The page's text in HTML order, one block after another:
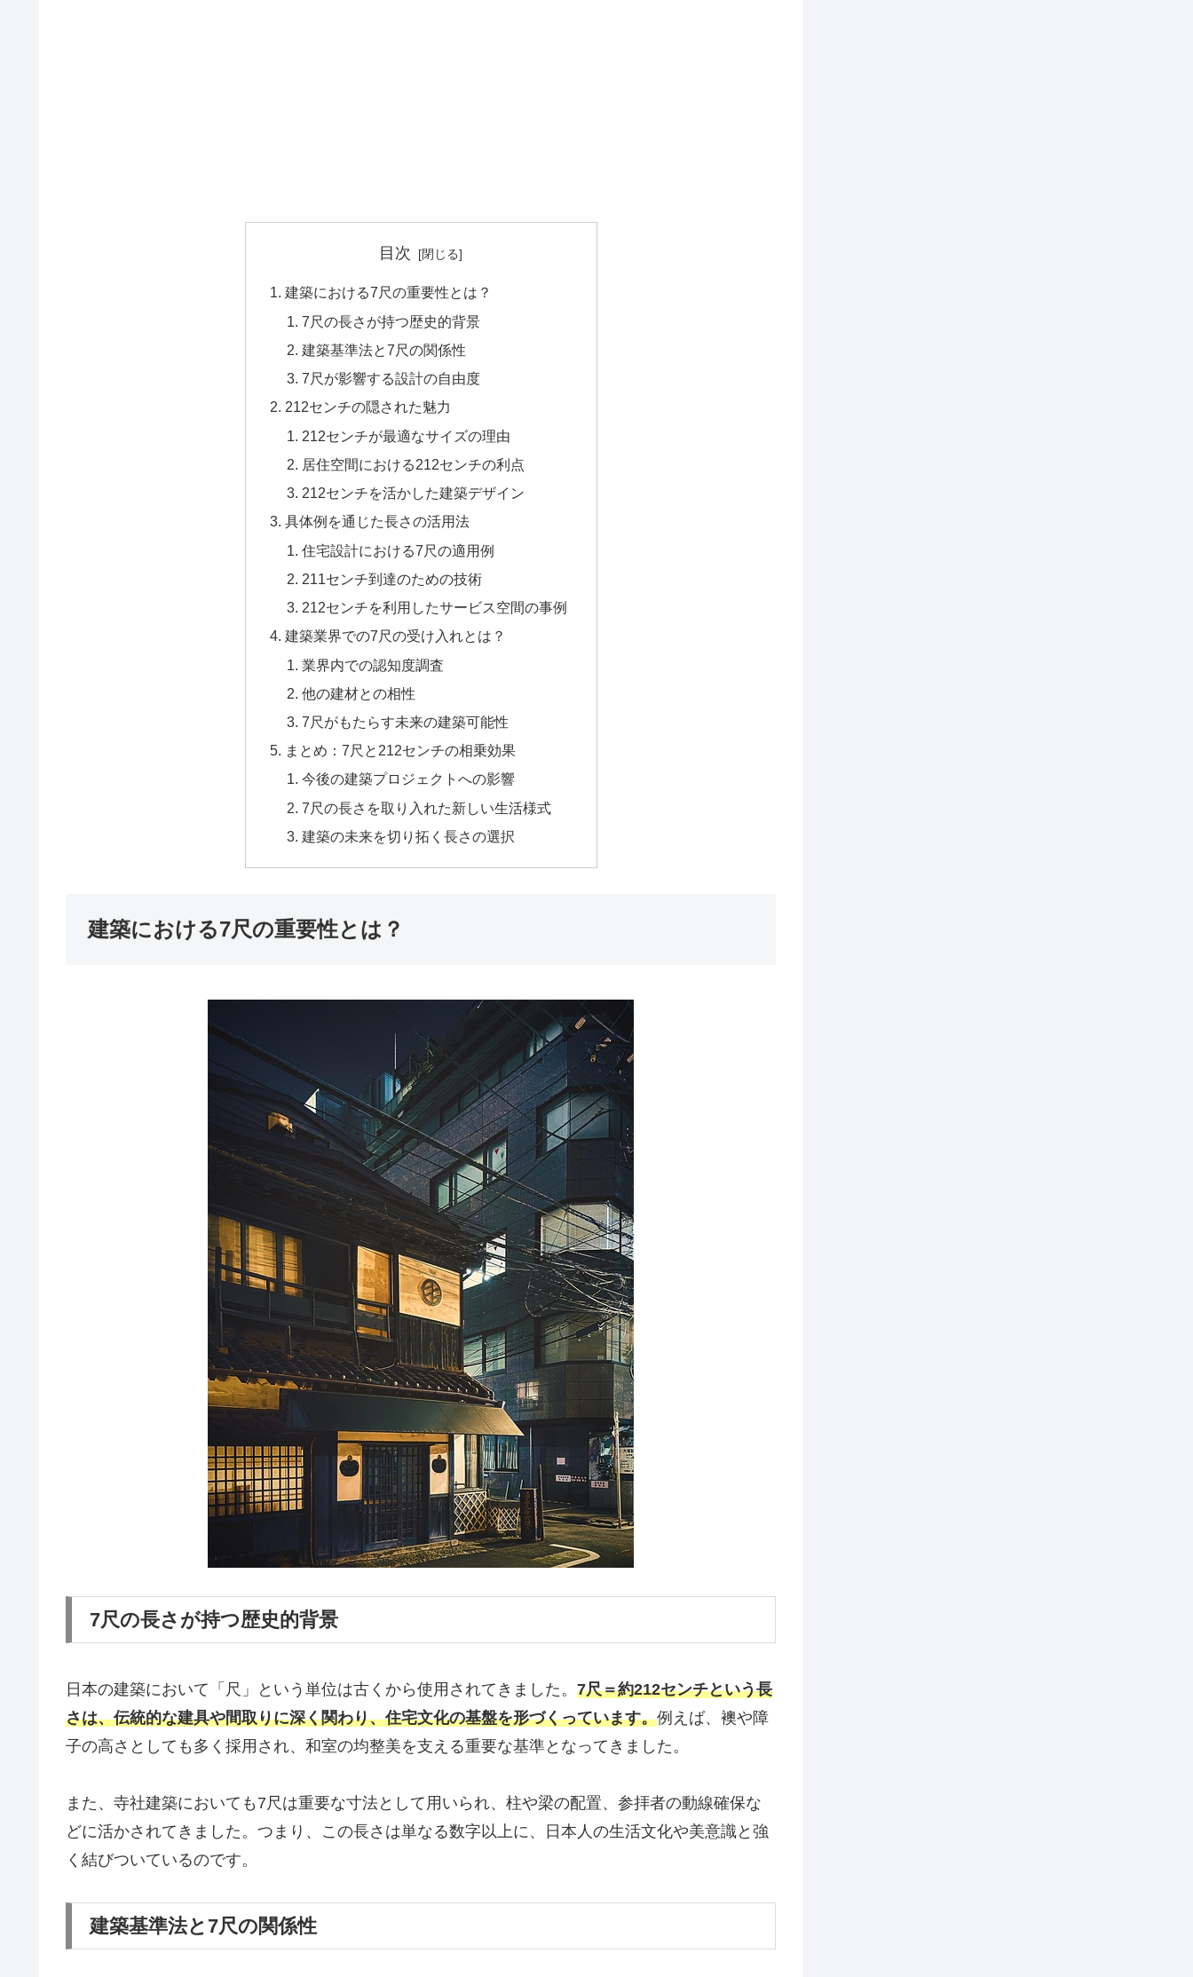
目次
建築における7尺の重要性とは？
7尺の長さが持つ歴史的背景
建築基準法と7尺の関係性
7尺が影響する設計の自由度
212センチの隠された魅力
212センチが最適なサイズの理由
居住空間における212センチの利点
212センチを活かした建築デザイン
具体例を通じた長さの活用法
住宅設計における7尺の適用例
211センチ到達のための技術
212センチを利用したサービス空間の事例
建築業界での7尺の受け入れとは？
業界内での認知度調査
他の建材との相性
7尺がもたらす未来の建築可能性
まとめ：7尺と212センチの相乗効果
今後の建築プロジェクトへの影響
7尺の長さを取り入れた新しい生活様式
建築の未来を切り拓く長さの選択
建築における7尺の重要性とは？
7尺の長さが持つ歴史的背景
日本の建築において「尺」という単位は古くから使用されてきました。 7尺＝約212センチという長
さは、伝統的な建具や間取りに深く関わり、住宅文化の基盤を形づくっています。例えば、襖や障
子の高さとしても多く採用され、和室の均整美を支える重要な基準となってきました。
また、寺社建築においても7尺は重要な寸法として用いられ、柱や梁の配置、参拝者の動線確保な
どに活かされてきました。つまり、この長さは単なる数字以上に、日本人の生活文化や美意識と強
く結びついているのです。
建築基準法と7尺の関係性